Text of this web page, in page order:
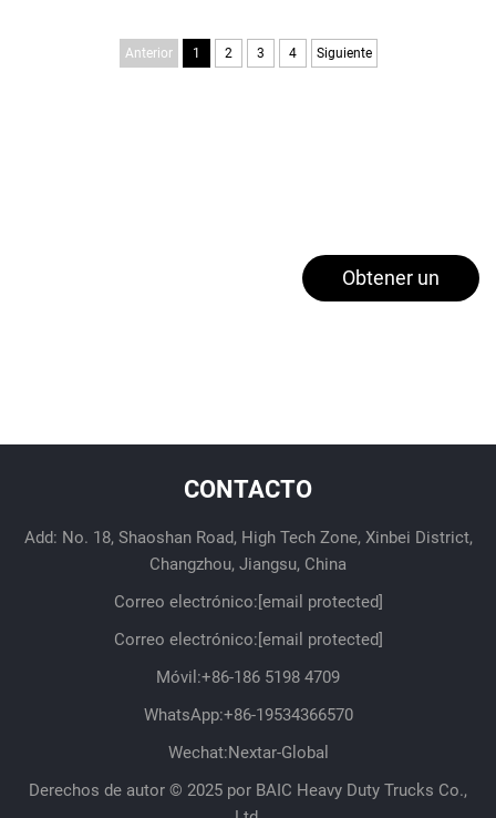
Anterior 1 2 3 4 Siguiente
Obtener un
CONTACTO
Add: No. 18, Shaoshan Road, High Tech Zone, Xinbei District,
Changzhou, Jiangsu, China
Correo electrónico:[email protected]
Correo electrónico:[email protected]
Móvil:+86-186 5198 4709
WhatsApp:+86-19534366570
Wechat:Nextar-Global
Derechos de autor © 2025 por BAIC Heavy Duty Trucks Co.,